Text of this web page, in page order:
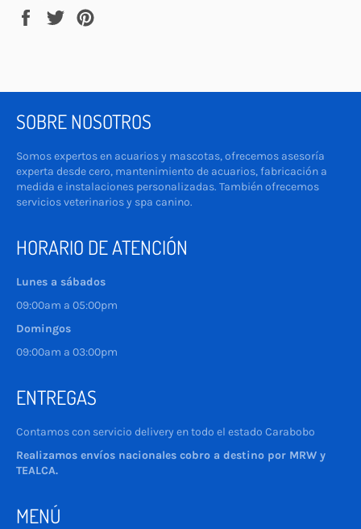
Compartir
Tuitear
SOBRE NOSOTROS
Somos expertos en acuarios y mascotas, ofrecemos asesoría
experta desde cero, mantenimiento de acuarios, fabricación a
medida e instalaciones personalizadas. También ofrecemos
servicios veterinarios y spa canino.
HORARIO DE ATENCIÓN
Lunes a sábados
09:00am a 05:00pm
Domingos
09:00am a 03:00pm
ENTREGAS
Contamos con servicio delivery en todo el estado Carabobo
Realizamos envíos nacionales cobro a destino por MRW y
TEALCA.
MENÚ